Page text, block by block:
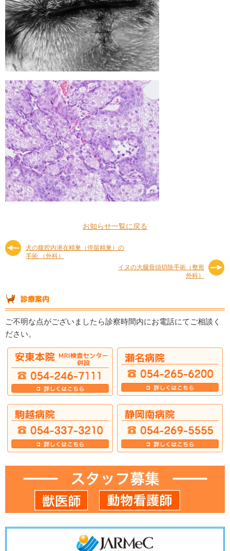
お知らせ一覧に戻る
犬の腹腔内潜在精巣（停留精巣）の
手術 （外科）
イヌの大腿骨頭切除手術（整形
外科）
ご不明な点がございましたら診察時間内にお電話にてご相談く
ださい。